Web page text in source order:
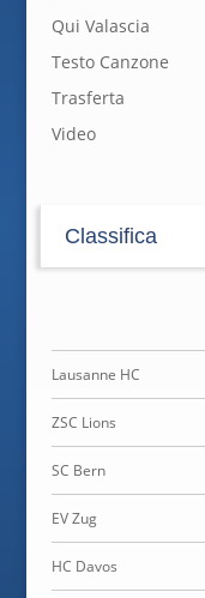
Qui Valascia
Testo Canzone
Trasferta
Video
Classifica
Lausanne HC
ZSC Lions
SC Bern
EV Zug
HC Davos